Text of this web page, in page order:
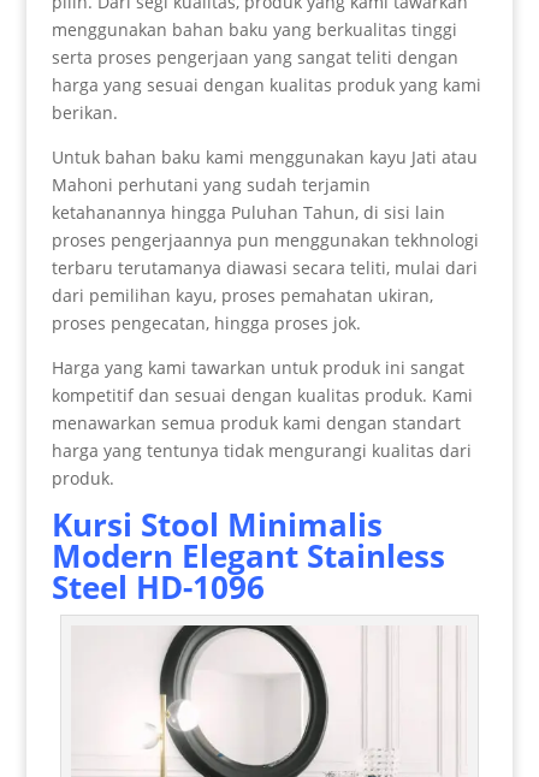
menggunakan bahan baku yang berkualitas tinggi
serta proses pengerjaan yang sangat teliti dengan
harga yang sesuai dengan kualitas produk yang kami
berikan.
Untuk bahan baku kami menggunakan kayu Jati atau
Mahoni perhutani yang sudah terjamin
ketahanannya hingga Puluhan Tahun, di sisi lain
proses pengerjaannya pun menggunakan tekhnologi
terbaru terutamanya diawasi secara teliti, mulai dari
dari pemilihan kayu, proses pemahatan ukiran,
proses pengecatan, hingga proses jok.
Harga yang kami tawarkan untuk produk ini sangat
kompetitif dan sesuai dengan kualitas produk. Kami
menawarkan semua produk kami dengan standart
harga yang tentunya tidak mengurangi kualitas dari
produk.
Kursi Stool Minimalis
Modern Elegant Stainless
Steel HD-1096